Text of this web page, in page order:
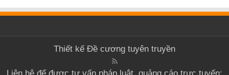
Thiết kế Đề cương tuyên truyền